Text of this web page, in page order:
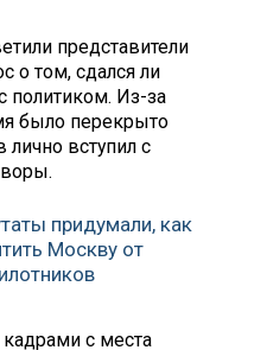
представители
о том, сдался ли
политиком. Из-за
было перекрыто
вступил с
придумали, как
Москву от
кадрами с места